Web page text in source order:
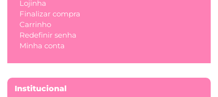
Lojinha
Finalizar compra
Carrinho
Redefinir senha
Minha conta
Institucional